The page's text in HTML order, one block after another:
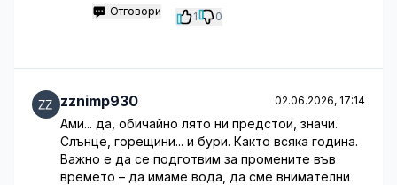
Отговори 1 0
zznimp930 02.06.2026, 17:14
Ами... да, обичайно лято ни предстои, значи.
Слънце, горещини... и бури. Както всяка година.
Важно е да се подготвим за промените във
времето – да имаме вода, да сме внимателни